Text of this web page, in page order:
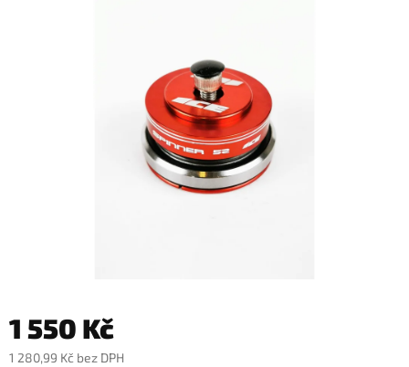
1 550 Kč
1 280,99 Kč bez DPH